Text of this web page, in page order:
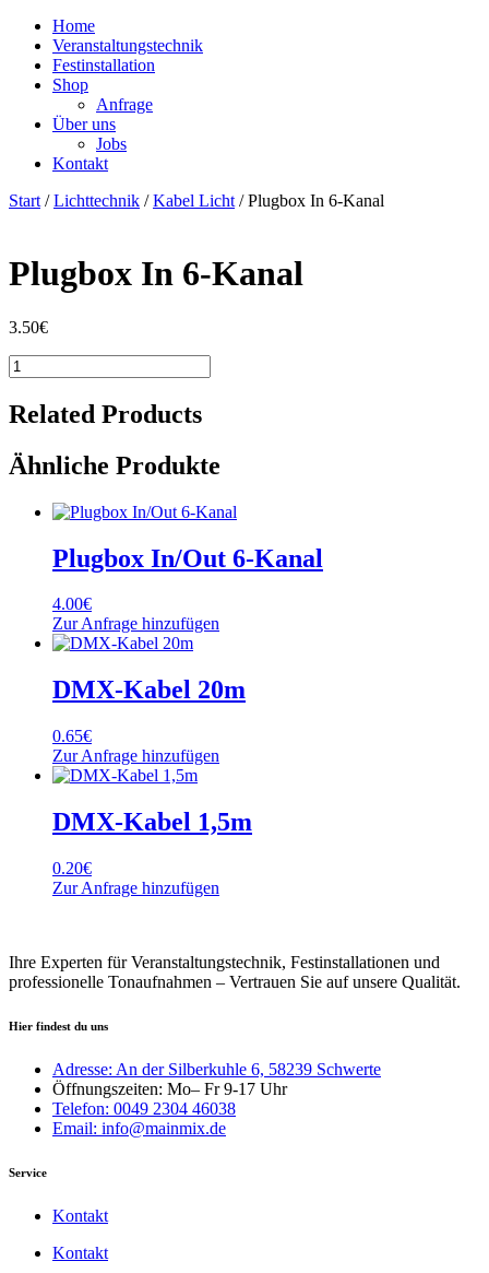
Home
Veranstaltungstechnik
Festinstallation
Shop
Anfrage
Über uns
Jobs
Kontakt
Start /Lichttechnik /Kabel Licht / Plugbox In 6-Kanal
Plugbox In 6-Kanal
3.50€
Plugbox
In
6-
Kanal
Related Products
Ähnliche Produkte
Plugbox In/Out 6-Kanal
4.00€
Zur Anfrage hinzufügen
DMX-Kabel 20m
0.65€
Zur Anfrage hinzufügen
DMX-Kabel 1,5m
0.20€
Zur Anfrage hinzufügen
Ihre Experten für Veranstaltungstechnik, Festinstallationen und
professionelle Tonaufnahmen – Vertrauen Sie auf unsere Qualität.
Hier findest du uns
Adresse: An der Silberkuhle 6, 58239 Schwerte
Öffnungszeiten: Mo– Fr 9-17 Uhr
Telefon: 0049 2304 46038
Email: info@mainmix.de
Service
Kontakt
Kontakt